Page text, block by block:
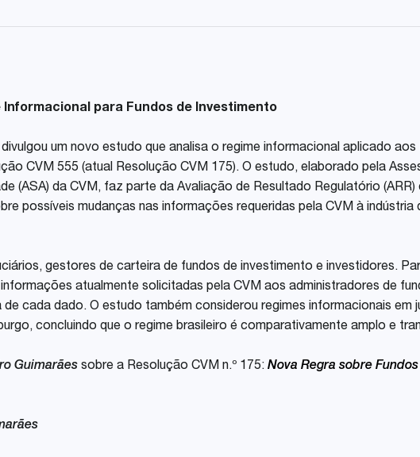
para Fundos de Investimento
um novo estudo que analisa o regime informacional aplicado
CVM 555 (atual Resolução CVM 175). O estudo, elaborado pela
(ASA) da CVM, faz parte da Avaliação de Resultado Regulatório
possíveis mudanças nas informações requeridas pela CVM à indústria
gestores de carteira de fundos de investimento e investidores.
atualmente solicitadas pela CVM aos administradores de
cada dado. O estudo também considerou regimes informacionais em
concluindo que o regime brasileiro é comparativamente amplo e
Guimarães sobre a Resolução CVM n.º 175: Nova Regra sobre